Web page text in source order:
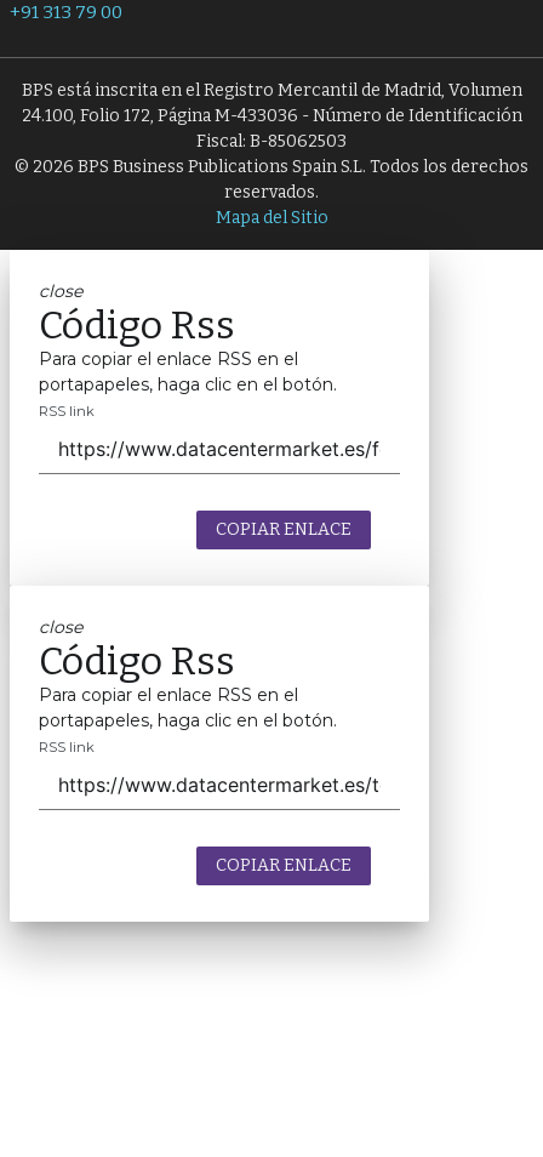
+91 313 79 00
BPS está inscrita en el Registro Mercantil de Madrid, Volumen
24.100, Folio 172, Página M-433036 - Número de Identificación
Fiscal: B-85062503
© 2026 BPS Business Publications Spain S.L. Todos los derechos
reservados.
Mapa del Sitio
close
Código Rss
Para copiar el enlace RSS en el
portapapeles, haga clic en el botón.
RSS link
COPIAR ENLACE
close
Código Rss
Para copiar el enlace RSS en el
portapapeles, haga clic en el botón.
RSS link
COPIAR ENLACE